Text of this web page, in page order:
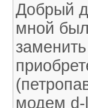
Добрый
мной
модем d-